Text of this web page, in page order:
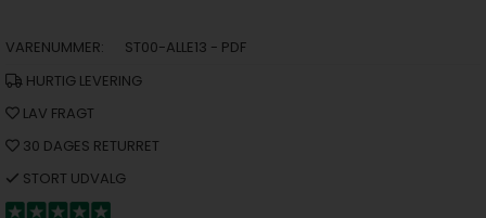
VARENUMMER:
ST00-ALLE13 - PDF
HURTIG LEVERING
LAV FRAGT
30 DAGES RETURRET
STORT UDVALG